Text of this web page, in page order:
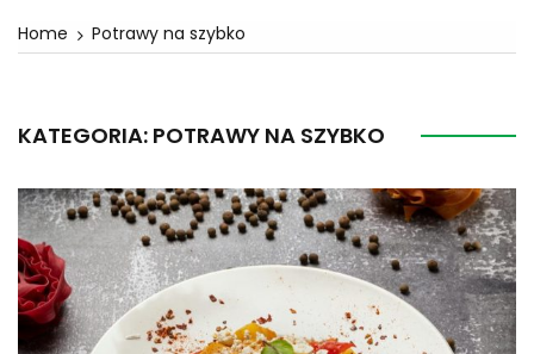
Home Potrawy na szybko
KATEGORIA: POTRAWY NA SZYBKO